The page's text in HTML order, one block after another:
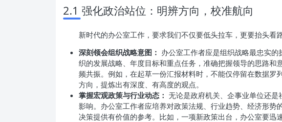
2.1 强化政治站位：明辨方向，校准航向
新时代的办公室工作，要求我们不仅要低头拉车，更要抬头看
深刻领会组织战略意图： 办公室工作者应是组织战略最忠实
织的发展战略、年度目标和重点任务，准确把握领导的思路和
频共振。例如，在起草一份汇报材料时，不能仅停留在数据罗
方向，提炼出有深度、有高度的观点。
掌握宏观政策与行业动态： 无论是政府机关、企事业单位还
影响。办公室工作者应培养对政策法规、行业趋势、经济形势
决策提供有价值的参考。比如，一项新政策出台，办公室要迅